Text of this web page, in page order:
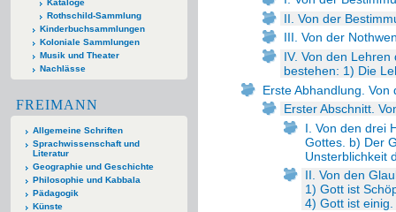
Kataloge
Rothschild-Sammlung
Kinderbuchsammlungen
Koloniale Sammlungen
Musik und Theater
Nachlässe
FREIMANN
Allgemeine Schriften
Sprachwissenschaft und
Literatur
Geographie und Geschichte
Philosophie und Kabbala
Pädagogik
Künste
II. Von der
III. Von der
IV. Von den
bestehen: 1) Die
Erste Abhandlung.
Erster Abschnitt.
I. Von den drei
Gottes. b) Der
Unsterblichkeit
II. Von den
1) Gott ist
4) Gott ist